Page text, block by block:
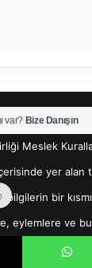
alan bilgiler,
Meslek
yer alan
bir
eylemlere ve
edilemez.
var? Bize Danışın